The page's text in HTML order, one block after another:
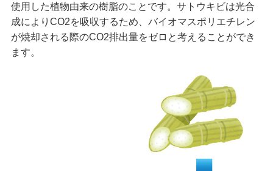
使用した植物由来の樹脂のことです。サトウキビは光合
成によりCO2を吸収するため、バイオマスポリエチレン
が焼却される際のCO2排出量をゼロと考えることができ
ます。